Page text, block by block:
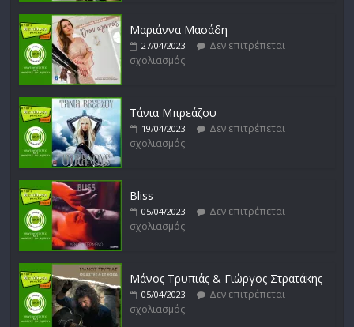
σχολιασμός
σχολιασμός
Μαριάννα Μασάδη
27/04/2023
Δεν επιτρέπεται
σχολιασμός
Τάνια Μπρεάζου
19/04/2023
Δεν επιτρέπεται
σχολιασμός
Bliss
05/04/2023
Δεν επιτρέπεται
σχολιασμός
Μάνος Τρυπιάς & Γιώργος Στρατάκης
05/04/2023
Δεν επιτρέπεται
σχολιασμός